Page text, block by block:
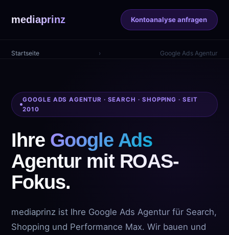
mediaprinz Kontoanalyse anfragen
Startseite › Google Ads Agentur
GOOGLE ADS AGENTUR · SEARCH · SHOPPING · SEIT
2010
Ihre Google Ads
Agentur mit ROAS-
Fokus.
mediaprinz ist Ihre Google Ads Agentur für Search,
Shopping und Performance Max. Wir bauen und